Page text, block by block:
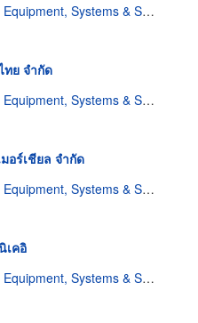
Systems & Supplies
ย จำกัด
Systems & Supplies
อร์เชียล จำกัด
Systems & Supplies
เคอิ
Systems & Supplies